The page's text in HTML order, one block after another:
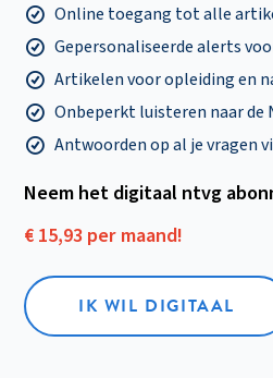
Online toegang tot alle
Gepersonaliseerde alerts
Artikelen voor opleiding en
Onbeperkt luisteren naar de
Antwoorden op al je vragen
Neem het digitaal ntvg
€ 15,93 per maand!
IK WIL DIGITAAL